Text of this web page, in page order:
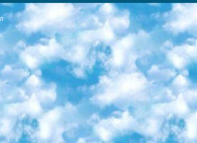
предоставленных экзаменационных материалов на все языки обучения перевод и экспертиза; для слепых, слабовидящих, глухих, слабослышащих и умственно отсталых детей учащиеся выпускных классов специализированных школ и школ-интернатов база данных экзаменационных материалов на всех преподаваемых языках подготовка критериев оценки; специализированные школы для умственно отсталых детей и технологии для учащихся выпускных классов школ-интернатов разработка соответствующих рекомендаций и критериев проведения ЕГЭ по естествознанию давать задания. 4. Педагогический при специализированных образовательных учреждениях. Научно-практический центр навыков и международной оценки (Д.Давидова), Республика образовательный центр (Худайкулов Ш.) итоговый государственный аттестационный экзамен ориентирован на творческое и логическое мышление при подготовке базы материалов учитывать введение заданий. 5. Следует отметить, что: сертификат государственного образца о знании общеобразовательного предмета и как минимум национальный уровень B1 по предметам на иностранных языках, указанным в Приложении 2. или международно признанный сертификат эквивалентного уровня студенты, изучающие определенный предмет, освобождаются от экзамена; по соответствующим предметам запланирована итоговая государственная аттестация за день до дня, путем жеребьевки Рабочей группой (в письменной форме по предметам, проводимым в форме) из числа сформированных вариантов выбрано 2 варианта; 2 выбранных варианта экзамена анонсированы на официальном сайте министерства и все выпускники по всей стране на основе этих вариантов проводит итоговую государственную аттестацию. 6. Государственное образование учащихся средних общеобразовательных учреждений. знания в соответствии с квалификационными требованиями, которые необходимо приобрести на основании стандартов итоговый (выпускной) контроль для 9 и 11 классов в целях тестирования Экзамены (далее – экзамены) состоят из предметов, перечисленных в приложении 1. будет сделано. 7. Экзамены пройдут с 26 мая по 15 июня 2024 г. (кроме науки физического воспитания). 8. Физическая для учащихся 9 классов общесредних образовательных учреждений. Экзамены по предмету «Образование, квалификация медицина» 1-6 мая 2024 года. сотрудники перевести под присмотр (с отклонениями в физическом или умственном развитии) специализированная школа для детей, школы-интернаты и со сколиозом школы-интернаты санаторного типа для больных детей исключены). 9. Он был слепым, слабовидящим и имел нарушения опорно-двигательного аппарата. экзамены в специализированных школах и интернатах для детей должны проводиться исходя из требований, предъявляемых к общеобразовательным учреждениям (физкультура кроме науки). 10. Специализированная школа для глухих и слабослышащих детей. и экзамены в интернатах и быть реализован в виде письменного теста по математике. 11. Специальность для умственно отсталых детей. Для 9 класса Родной язык и литературное письмо Государственный язык (язык обучения – узбекский). для неклассов) написано Математическое письмо Письменная/устная история Узбекистана Физическое воспитание практично Итоговый контроль Для 11 класса Написание родного языка и литературы (эссе) Математическое письмо Узбекский язык (обучение на узбекском языке) не посещающее общее среднее образование для учреждений)/Образовательное учреждение выбор письменный и устный Иностранный язык письменный/устный Письменная/устная история Узбекистана *По выбору студента:  Химия  Физика  Основы государственного права  География 10 бесплатных образовательных ресурсов - Мы составили подборку онлайн-проектов с интерактивными упражнениями, видеолекциями и статьями. Они помогут вам обрести новые и освежить старые знания бесплатно. 1. «ИНТУИТ» Старейшая образовательная площадка Рунета. Здесь вы найдёте сотни текстовых и видеокурсов на десятки различных тем — от программирования до психологии. Многие курсы подготовлены российскими университетами и крупными международными компаниями вроде Intel и Microsoft. Самостоятельное обучение бесплатное, но